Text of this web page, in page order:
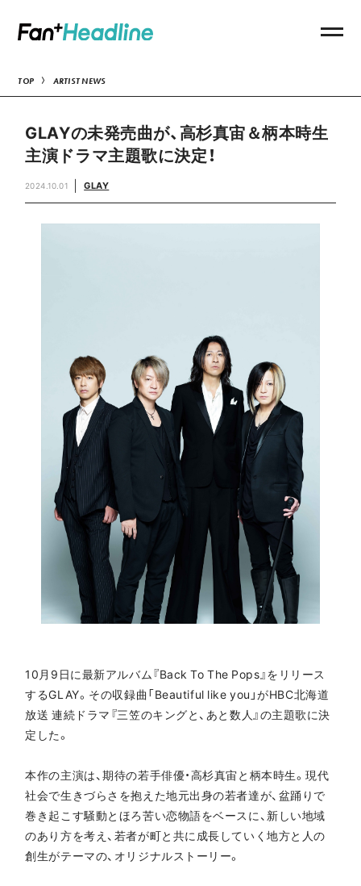
TOP ARTIST NEWS
GLAYの未発売曲が、高杉真宙＆柄本時生
主演ドラマ主題歌に決定！
2024.10.01 GLAY
10月9日に最新アルバム『Back To The Pops』をリリース
するGLAY。その収録曲「Beautiful like you」がHBC北海道
放送 連続ドラマ『三笠のキングと、あと数人』の主題歌に決
定した。
本作の主演は、期待の若手俳優・高杉真宙と柄本時生。現代
社会で生きづらさを抱えた地元出身の若者達が、盆踊りで
巻き起こす騒動とほろ苦い恋物語をベースに、新しい地域
のあり方を考え、若者が町と共に成長していく地方と人の
創生がテーマの、オリジナルストーリー。